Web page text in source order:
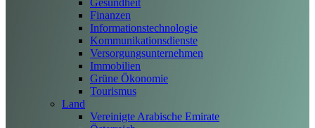
Gesundheit
Finanzen
Informationstechnologie
Kommunikationsdienste
Versorgungsunternehmen
Immobilien
Grüne Ökonomie
Tourismus
Land
Vereinigte Arabische Emirate